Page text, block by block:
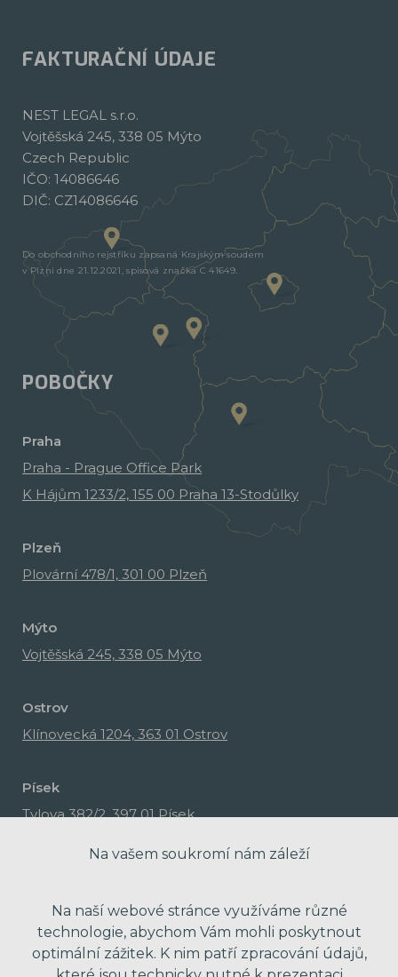
FAKTURAČNÍ ÚDAJE
NEST LEGAL s.r.o.
Vojtěšská 245, 338 05 Mýto
Czech Republic
IČO: 14086646
DIČ: CZ14086646
Do obchodního rejstříku zapsaná Krajským soudem
v Plzni dne 21.12.2021, spisová značka C 41649.
POBOČKY
Praha
Praha - Prague Office Park
K Hájům 1233/2, 155 00 Praha 13-Stodůlky
Plzeň
Plovární 478/1, 301 00 Plzeň
Mýto
Vojtěšská 245, 338 05 Mýto
Ostrov
Klínovecká 1204, 363 01 Ostrov
Písek
Tylova 382/2, 397 01 Písek
Na vašem soukromí nám záleží
Na naší webové stránce využíváme různé
technologie, abychom Vám mohli poskytnout
optimální zážitek. K nim patří zpracování údajů,